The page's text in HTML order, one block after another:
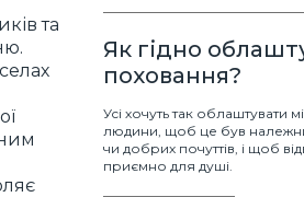
та
Як гідно
поховання?
Усі хочуть так облаштувати
людини, щоб це був
чи добрих почуттів, і щоб
приємно для душі.